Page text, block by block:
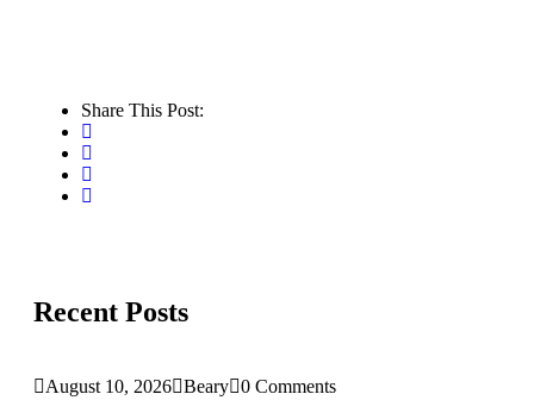
Share This Post:
Recent Posts
August 10, 2026 Beary 0 Comments